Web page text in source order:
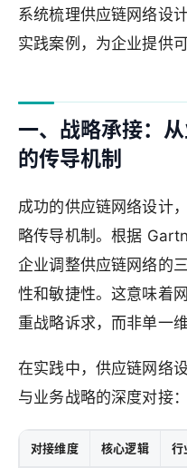
系统梳理供应链网络设
实践案例，为企业提供
一、战略承接：
的传导机制
成功的供应链网络设计
略传导机制。根据
企业调整供应链网络的
性和敏捷性。这意味着
重战略诉求，而非单一
在实践中，供应链网络
与业务战略的深度对接：
对接维度 核心逻辑 行